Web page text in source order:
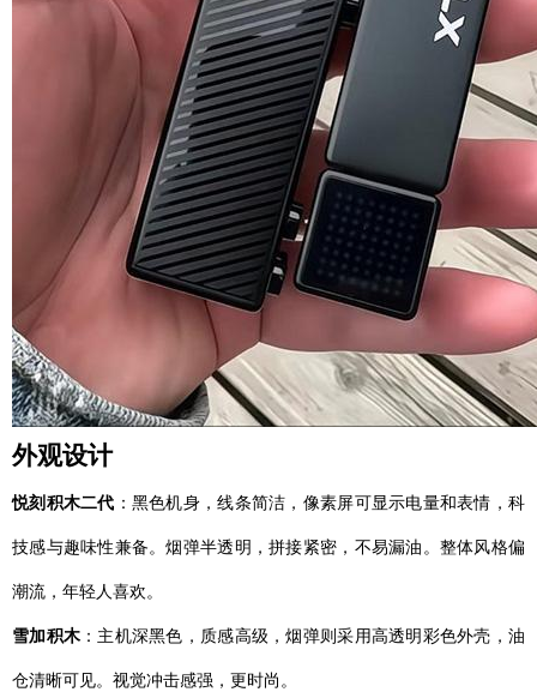
外观设计
悦刻积木二代 ：黑色机身，线条简洁，像素屏可显示电量和表情，科
技感与趣味性兼备。烟弹半透明，拼接紧密，不易漏油。整体风格偏
潮流，年轻人喜欢。
雪加积木 ：主机深黑色，质感高级，烟弹则采用高透明彩色外壳，油
仓清晰可见。视觉冲击感强，更时尚。